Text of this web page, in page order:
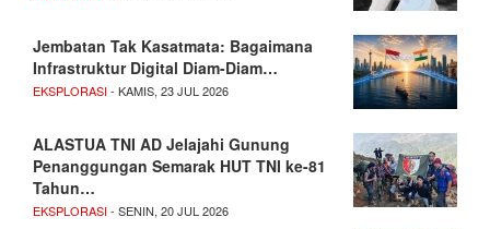
Jembatan Tak Kasatmata: Bagaimana
Infrastruktur Digital Diam-Diam…
EKSPLORASI- KAMIS, 23 JUL 2026
ALASTUA TNI AD Jelajahi Gunung
Penanggungan Semarak HUT TNI ke-81
Tahun…
EKSPLORASI- SENIN, 20 JUL 2026